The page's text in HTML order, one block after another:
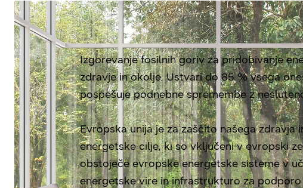
Izgorevanje fosilnih goriv za pridobivanje
zdravje in okolje. Ustvari do 85 % vsega
pospešuje podnebne spremembe z
Evropska unija je za zaščito našega
energetske cilje, ki so vključeni v evropski
obstoječe evropske energetske sisteme v
energetske vire in infrastrukturo za